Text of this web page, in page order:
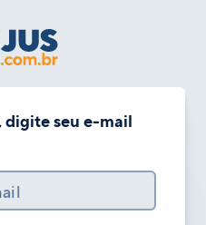
digite seu e-mail